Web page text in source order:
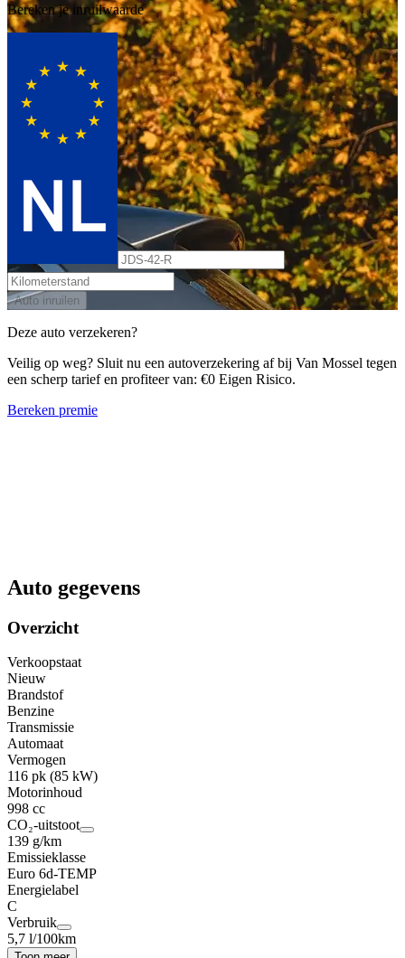
Bereken je inruilwaarde
Auto inruilen
Deze auto verzekeren?
Veilig op weg? Sluit nu een autoverzekering af bij Van Mossel tegen
een scherp tarief en profiteer van: €0 Eigen Risico.
Bereken premie
Auto gegevens
Overzicht
Verkoopstaat
Nieuw
Brandstof
Benzine
Transmissie
Automaat
Vermogen
116 pk (85 kW)
Motorinhoud
998 cc
CO₂-uitstoot
139 g/km
Emissieklasse
Euro 6d-TEMP
Energielabel
C
Verbruik
5,7 l/100km